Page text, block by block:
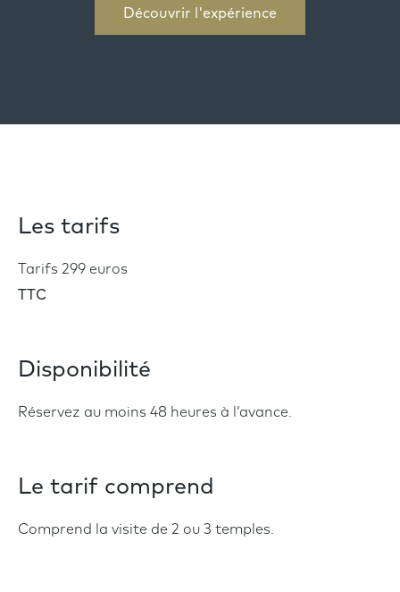
Découvrir l'expérience
Les tarifs
Tarifs 299 euros
TTC
Disponibilité
Réservez au moins 48 heures à l’avance.
Le tarif comprend
Comprend la visite de 2 ou 3 temples.